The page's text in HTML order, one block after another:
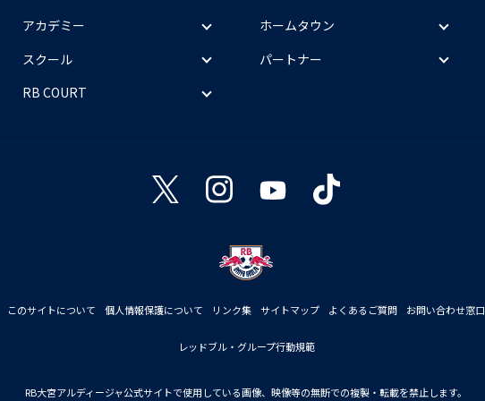
アカデミー
スクール
RB COURT
ホームタウン
パートナー
このサイトについて 個人情報保護について リンク集 サイトマップ よくあるご質問 お問い合わせ窓口
レッドブル・グループ行動規範
RB大宮アルディージャ公式サイトで使用している画像、映像等の無断での複製・転載を禁止します。